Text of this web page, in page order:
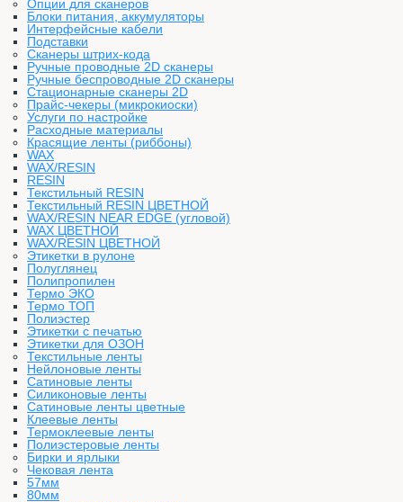
Опции для сканеров
Блоки питания, аккумуляторы
Интерфейсные кабели
Подставки
Сканеры штрих-кода
Ручные проводные 2D сканеры
Ручные беспроводные 2D сканеры
Стационарные сканеры 2D
Прайс-чекеры (микрокиоски)
Услуги по настройке
Расходные материалы
Красящие ленты (риббоны)
WAX
WAX/RESIN
RESIN
Текстильный RESIN
Текстильный RESIN ЦВЕТНОЙ
WAX/RESIN NEAR EDGE (угловой)
WAX ЦВЕТНОЙ
WAX/RESIN ЦВЕТНОЙ
Этикетки в рулоне
Полуглянец
Полипропилен
Термо ЭКО
Термо ТОП
Полиэстер
Этикетки с печатью
Этикетки для ОЗОН
Текстильные ленты
Нейлоновые ленты
Сатиновые ленты
Силиконовые ленты
Сатиновые ленты цветные
Клеевые ленты
Термоклеевые ленты
Полиэстеровые ленты
Бирки и ярлыки
Чековая лента
57мм
80мм